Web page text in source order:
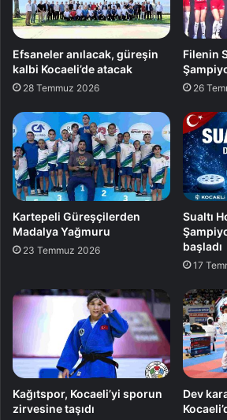
Efsaneler anılacak, güreşin
kalbi Kocaeli’de atacak
28 Temmuz 2026
Filenin
26
Kartepeli Güreşçilerden
Madalya Yağmuru
23 Temmuz 2026
Sualtı
başladı
17
Kağıtspor, Kocaeli’yi sporun
zirvesine taşıdı
Dev